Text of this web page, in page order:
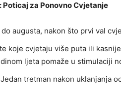
Poticaj za Ponovno Cvjetanje
do augusta, nakon što prvi val
koje cvjetaju više puta ili
ljeta pomaže u stimulaciji
tretman nakon uklanjanja